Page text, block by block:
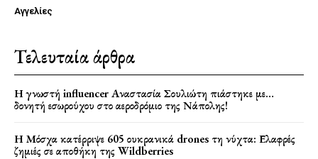
Αγγελίες
Τελευταία άρθρα
Η γνωστή influencer Αναστασία Σουλιώτη πιάστηκε με…
δονητή εσωρούχου στο αεροδρόμιο της Νάπολης!
Η Μόσχα κατέρριψε 605 ουκρανικά drones τη νύχτα: Ελαφρές
ζημιές σε αποθήκη της Wildberries